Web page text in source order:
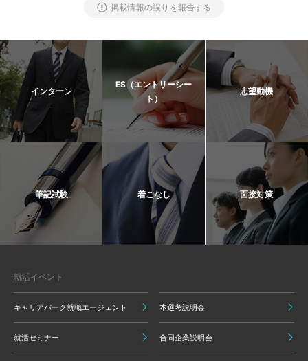
掲載情報の誤りを報告する
インターン
ES（エントリーシー
ト）
志望動機
筆記試験 着こなし 面接対策
就活イベント
キャリアパーク就職エージェント 本選考説明会
就活セミナー 合同企業説明会